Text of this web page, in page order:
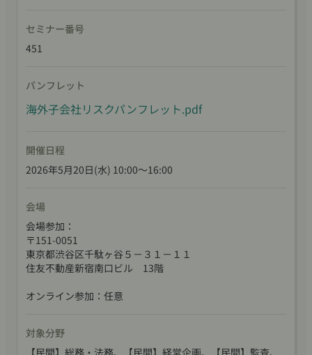
セミナー番号
451
パンフレット
海外子会社リスクパンフレット.pdf
開催日程
2026年5月20日(水) 10:00～16:00
会場
会場参加：
〒151-0051
東京都渋谷区千駄ヶ谷５－３１－１１
住友不動産新宿南口ビル 13階
オンライン参加：任意
対象分野